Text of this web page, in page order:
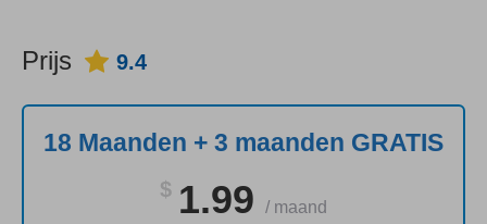
Prijs 9.4
18 Maanden + 3 maanden GRATIS
$ 1.99 / maand